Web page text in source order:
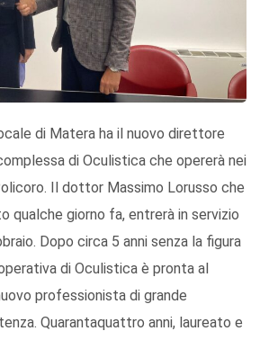
di Matera ha il nuovo direttore
di Oculistica che opererà nei
Il dottor Massimo Lorusso che
qualche giorno fa, entrerà in servizio
Dopo circa 5 anni senza la figura
di Oculistica è pronta al
professionista di grande
Quarantaquattro anni, laureato e